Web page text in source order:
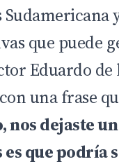
Sudamericana
que puede
Eduardo
una frase
nos dejaste
es que